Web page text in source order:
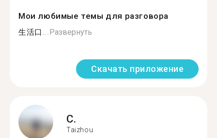
Мои любимые темы для разговора
生活口...Развернуть
Скачать приложение
C.
Taizhou